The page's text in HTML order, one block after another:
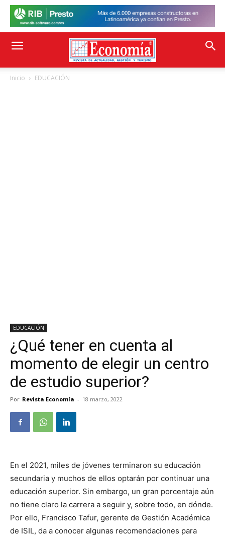
Inicio EDUCACIÓN
EDUCACIÓN
¿Qué tener en cuenta al
momento de elegir un centro
de estudio superior?
Por Revista Economía - 18 marzo, 2022
En el 2021, miles de jóvenes terminaron su educación
secundaria y muchos de ellos optarán por continuar una
educación superior. Sin embargo, un gran porcentaje aún
no tiene claro la carrera a seguir y, sobre todo, en dónde.
Por ello, Francisco Tafur, gerente de Gestión Académica
de ISIL, da a conocer algunas recomendaciones para